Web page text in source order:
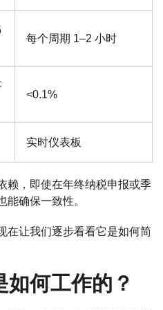
每个周期 1–2 小时
<0.1%
实时仪表板
赖，即使在年终纳税申报或季
确保一致性。
在让我们逐步看看它是如何简
如何工作的？